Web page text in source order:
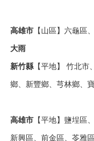
高雄市 【山區】六龜區
大雨
新竹縣【平地】 竹北市
鄉、新豐鄉、芎林鄉、
高雄市 【平地】鹽埕區
新興區、前金區、苓雅